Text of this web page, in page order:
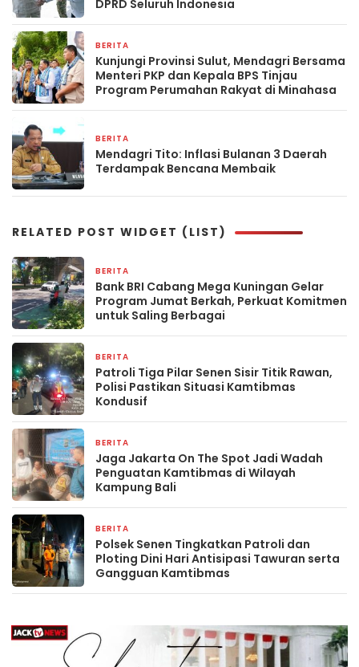
DPRD Seluruh Indonesia
BERITA
Kunjungi Provinsi Sulut, Mendagri Bersama
Menteri PKP dan Kepala BPS Tinjau
Program Perumahan Rakyat di Minahasa
BERITA
Mendagri Tito: Inflasi Bulanan 3 Daerah
Terdampak Bencana Membaik
RELATED POST WIDGET (LIST)
BERITA
Bank BRI Cabang Mega Kuningan Gelar
Program Jumat Berkah, Perkuat Komitmen
untuk Saling Berbagai
BERITA
Patroli Tiga Pilar Senen Sisir Titik Rawan,
Polisi Pastikan Situasi Kamtibmas
Kondusif
BERITA
Jaga Jakarta On The Spot Jadi Wadah
Penguatan Kamtibmas di Wilayah
Kampung Bali
BERITA
Polsek Senen Tingkatkan Patroli dan
Ploting Dini Hari Antisipasi Tawuran serta
Gangguan Kamtibmas